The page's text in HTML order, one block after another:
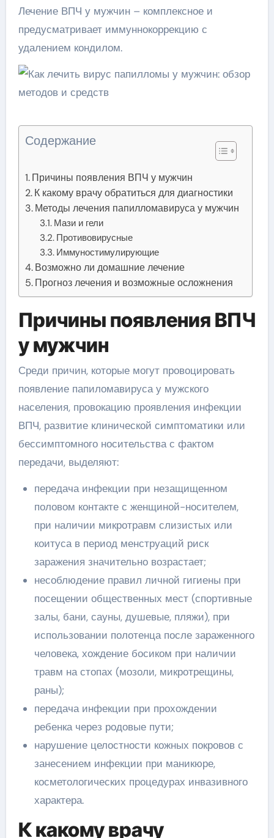
Лечение ВПЧ у мужчин – комплексное и
предусматривает иммуннокоррекцию с
удалением кондилом.
Содержание
Причины появления ВПЧ у мужчин
К какому врачу обратиться для диагностики
Методы лечения папилломавируса у мужчин
Мази и гели
Противовирусные
Иммуностимулирующие
Возможно ли домашние лечение
Прогноз лечения и возможные осложнения
Причины появления ВПЧ
у мужчин
Среди причин, которые могут провоцировать
появление папиломавируса у мужского
населения, провокацию проявления инфекции
ВПЧ, развитие клинической симптоматики или
бессимптомного носительства с фактом
передачи, выделяют:
передача инфекции при незащищенном
половом контакте с женщиной-носителем,
при наличии микротравм слизистых или
коитуса в период менструаций риск
заражения значительно возрастает;
несоблюдение правил личной гигиены при
посещении общественных мест (спортивные
залы, бани, сауны, душевые, пляжи), при
использовании полотенца после зараженного
человека, хождение босиком при наличии
травм на стопах (мозоли, микротрещины,
раны);
передача инфекции при прохождении
ребенка через родовые пути;
нарушение целостности кожных покровов с
занесением инфекции при маникюре,
косметологических процедурах инвазивного
характера.
К какому врачу